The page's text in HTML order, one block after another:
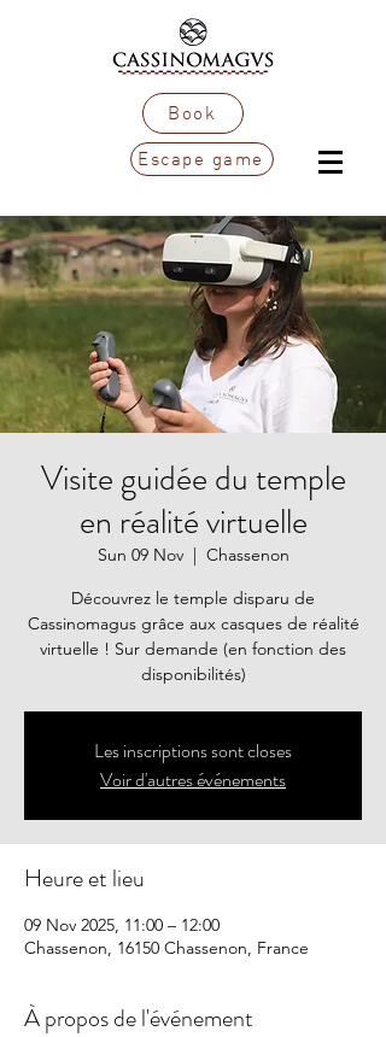
Book
Escape game
Visite guidée du temple
en réalité virtuelle
Sun 09 Nov
  |
Chassenon
Découvrez le temple disparu de
Cassinomagus grâce aux casques de réalité
virtuelle ! Sur demande (en fonction des
disponibilités)
Les inscriptions sont closes
Voir d'autres événements
Heure et lieu
09 Nov 2025, 11:00 – 12:00
Chassenon, 16150 Chassenon, France
À propos de l'événement